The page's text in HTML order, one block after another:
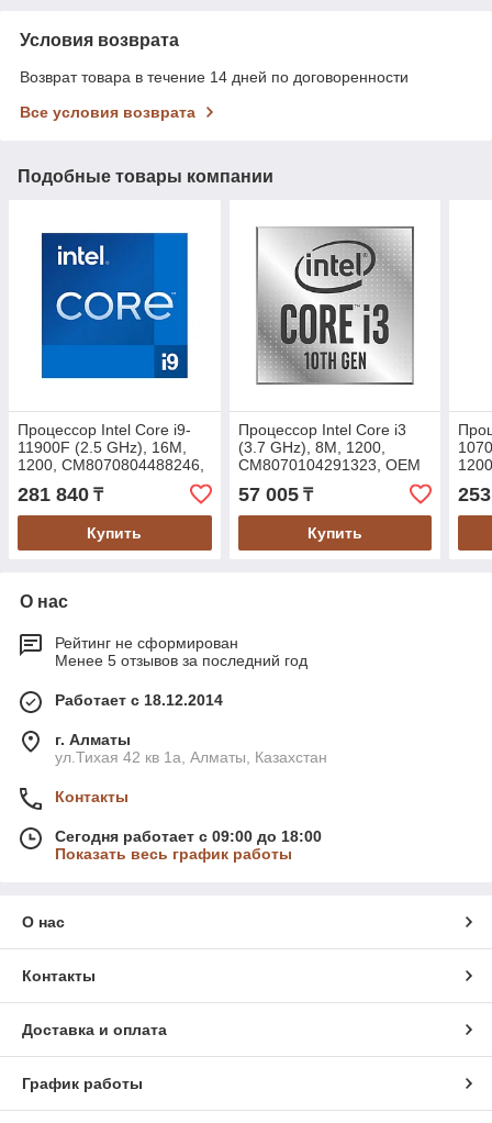
Условия возврата
Возврат товара в течение 14 дней по договоренности
Все условия возврата
Подобные товары компании
Процессор Intel Core i9-
11900F (2.5 GHz), 16M,
1200, CM8070804488246,
281 840 ₸
Купить
Процессор Intel Core i3
(3.7 GHz), 8M, 1200,
CM8070104291323, OEM
57 005₸
Купить
О нас
Рейтинг не сформирован
Менее 5 отзывов за последний год
Работает с 18.12.2014
г. Алматы
ул.Тихая 42 кв 1a, Алматы, Казахстан
Контакты
Сегодня работает с 09:00 до 18:00
Показать весь график работы
О нас
Контакты
Доставка и оплата
График работы